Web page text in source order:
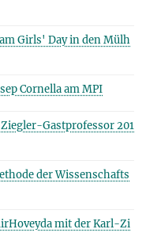
Girls' Day in den Mülh
Cornella am MPI
Gastprofessor 201
der Wissenschafts
mit der Karl-Zi